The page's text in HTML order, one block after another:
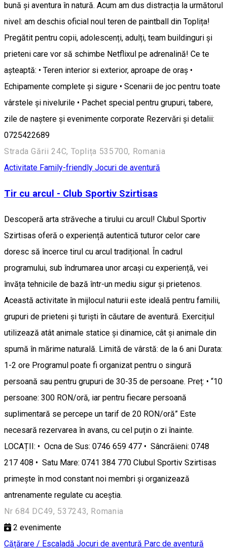
bună și aventura în natură. Acum am dus distracția la următorul
nivel: am deschis oficial noul teren de paintball din Toplița!
Pregătit pentru copii, adolescenți, adulți, team buildinguri și
prieteni care vor să schimbe Netflixul pe adrenalină! Ce te
așteaptă: • Teren interior si exterior, aproape de oraș •
Echipamente complete şi sigure • Scenarii de joc pentru toate
vârstele și nivelurile • Pachet special pentru grupuri, tabere,
zile de naștere și evenimente corporate Rezervări și detalii:
0725422689
Strada Gării 24C, Toplița 535700, Romania
Activitate Family-friendly Jocuri de aventură
Tir cu arcul - Club Sportiv Szirtisas
Descoperă arta străveche a tirului cu arcul! Clubul Sportiv
Szirtisas oferă o experiență autentică tuturor celor care
doresc să încerce tirul cu arcul tradițional. În cadrul
programului, sub îndrumarea unor arcași cu experiență, vei
învăța tehnicile de bază într-un mediu sigur și prietenos.
Această activitate în mijlocul naturii este ideală pentru familii,
grupuri de prieteni și turiști în căutare de aventură. Exercițiul
utilizează atât animale statice și dinamice, cât și animale din
spumă în mărime naturală. Limită de vârstă: de la 6 ani Durata:
1-2 ore Programul poate fi organizat pentru o singură
persoană sau pentru grupuri de 30-35 de persoane. Preț: • “10
persoane: 300 RON/oră, iar pentru fiecare persoană
suplimentară se percepe un tarif de 20 RON/oră” Este
necesară rezervarea în avans, cu cel puțin o zi înainte.
LOCAȚII: • Ocna de Sus: 0746 659 477 • Sâncrăieni: 0748
217 408 • Satu Mare: 0741 384 770 Clubul Sportiv Szirtisas
primește în mod constant noi membri și organizează
antrenamente regulate cu aceștia.
Nr 684 DC49, 537243, Romania
2 evenimente
Cățărare / Escaladă Jocuri de aventură Parc de aventură